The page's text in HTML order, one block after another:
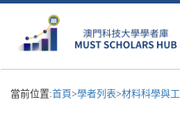
當前位置:首頁>學者列表>材料科學與